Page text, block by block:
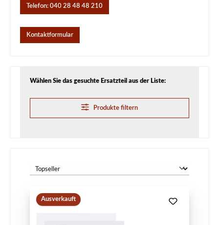
Telefon: 040 28 48 48 210
Kontaktformular
Wählen Sie das gesuchte Ersatzteil aus der Liste:
Produkte filtern
Ausverkauft